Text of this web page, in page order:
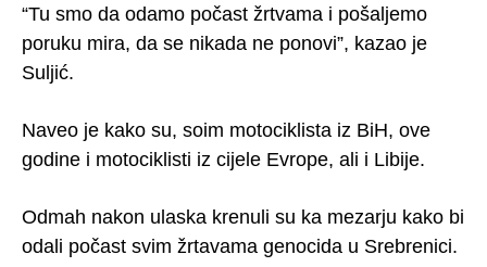
“Tu smo da odamo počast žrtvama i pošaljemo
poruku mira, da se nikada ne ponovi”, kazao je
Suljić.
Naveo je kako su, soim motociklista iz BiH, ove
godine i motociklisti iz cijele Evrope, ali i Libije.
Odmah nakon ulaska krenuli su ka mezarju kako bi
odali počast svim žrtavama genocida u Srebrenici.